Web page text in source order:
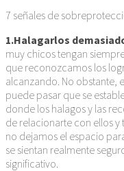
7 señales de
1.Halagarlos
muy chicos tengan
que reconozcamos los
alcanzando. No obstante,
puede pasar que se
donde los halagos y las
de relacionarte con ellos
no dejamos el espacio
se sientan realmente
significativo.